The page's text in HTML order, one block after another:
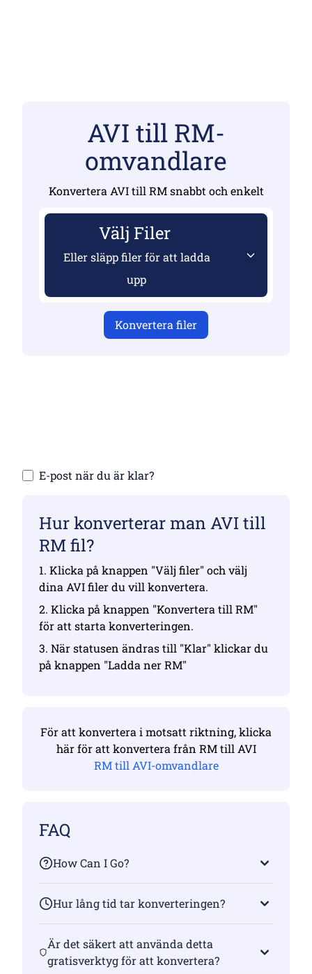
AVI till RM-
omvandlare
Konvertera AVI till RM snabbt och enkelt
Välj Filer
Eller släpp filer för att ladda
upp
Konvertera filer
E-post när du är klar?
Hur konverterar man AVI till
RM fil?
1. Klicka på knappen "Välj filer" och välj
dina AVI filer du vill konvertera.
2. Klicka på knappen "Konvertera till RM"
för att starta konverteringen.
3. När statusen ändras till "Klar" klickar du
på knappen "Ladda ner RM"
För att konvertera i motsatt riktning, klicka
här för att konvertera från RM till AVI
RM till AVI-omvandlare
FAQ
How Can I Go?
Hur lång tid tar konverteringen?
Är det säkert att använda detta
gratisverktyg för att konvertera?